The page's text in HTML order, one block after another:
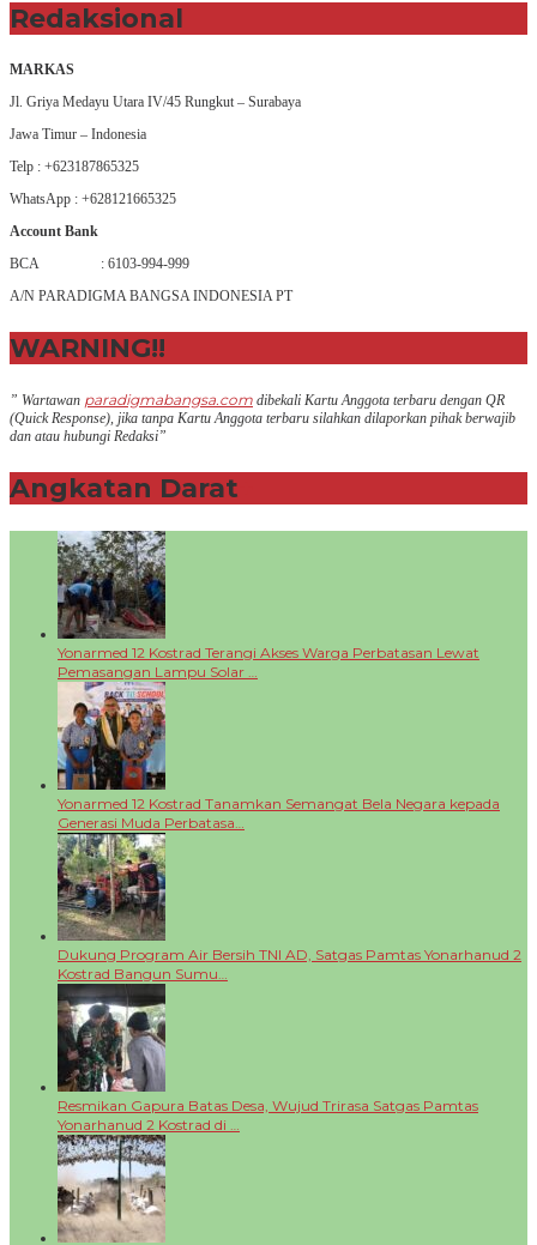
Redaksional
MARKAS
Jl. Griya Medayu Utara IV/45 Rungkut – Surabaya
Jawa Timur – Indonesia
Telp : +623187865325
WhatsApp : +628121665325
Account Bank
BCA : 6103-994-999
A/N PARADIGMA BANGSA INDONESIA PT
WARNING!!
” Wartawan paradigmabangsa.com dibekali Kartu Anggota terbaru dengan QR
(Quick Response), jika tanpa Kartu Anggota terbaru silahkan dilaporkan pihak berwajib
dan atau hubungi Redaksi”
Angkatan Darat
Yonarmed 12 Kostrad Terangi Akses Warga Perbatasan Lewat
Pemasangan Lampu Solar …
Yonarmed 12 Kostrad Tanamkan Semangat Bela Negara kepada
Generasi Muda Perbatasa…
Dukung Program Air Bersih TNI AD, Satgas Pamtas Yonarhanud 2
Kostrad Bangun Sumu…
Resmikan Gapura Batas Desa, Wujud Trirasa Satgas Pamtas
Yonarhanud 2 Kostrad di …